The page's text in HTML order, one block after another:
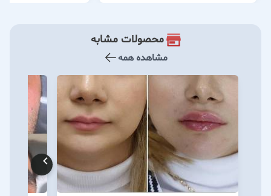
محصولات مشابه
مشاهده همه